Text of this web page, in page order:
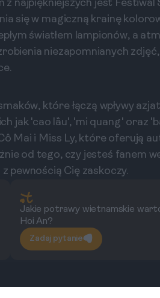
najpiękniejszych jest Festiwal
się w magiczną krainę
światłem lampionów, a
niezapomnianych
które łączą wpływy
jak 'cao lầu', 'mi quang' oraz
Mai i Miss Ly, które oferują
od tego, czy jesteś fanem
pewnością Cię zaskoczy.
Jakie potrawy wietnamskie
Hoi An?
Zadaj pytanie